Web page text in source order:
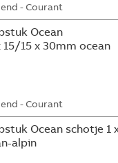
- Courant
Ocean
15/15 x 30mm ocean
- Courant
Ocean schotje 1
alpin